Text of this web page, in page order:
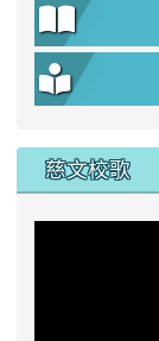
慈文校歌